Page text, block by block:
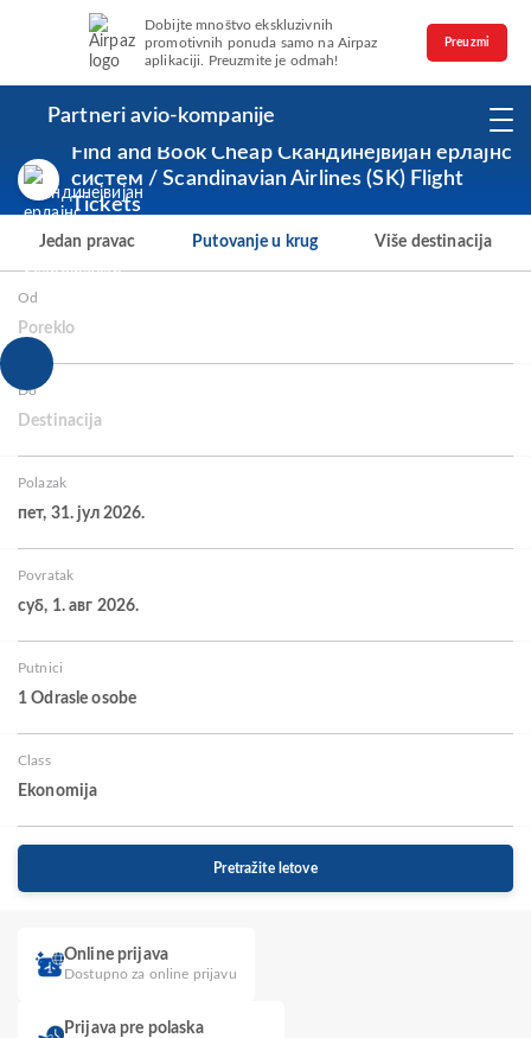
Dobijte mnoštvo ekskluzivnih
promotivnih ponuda samo na Airpaz
aplikaciji. Preuzmite je odmah!
Preuzmi
Partneri avio-kompanije
Find and Book Cheap Скандинејвијан ерлајнс
систем / Scandinavian Airlines (SK) Flight
Tickets
Jedan pravac Putovanje u krug Više destinacija
Od
Poreklo
Do
Destinacija
Polazak
пет, 31. јул 2026.
Povratak
суб, 1. авг 2026.
Putnici
1 Odrasle osobe
Class
Ekonomija
Pretražite letove
Online prijava
Dostupno za online prijavu
Prijava pre polaska